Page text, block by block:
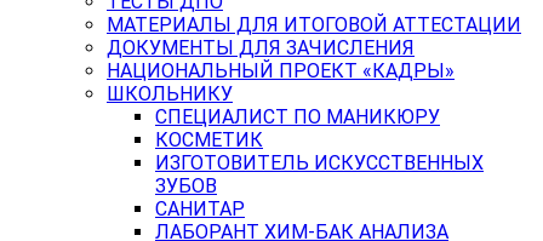
МАТЕРИАЛЫ ДЛЯ ИТОГОВОЙ АТТЕСТАЦИИ
ДОКУМЕНТЫ ДЛЯ ЗАЧИСЛЕНИЯ
НАЦИОНАЛЬНЫЙ ПРОЕКТ «КАДРЫ»
ШКОЛЬНИКУ
СПЕЦИАЛИСТ ПО МАНИКЮРУ
КОСМЕТИК
ИЗГОТОВИТЕЛЬ ИСКУССТВЕННЫХ
ЗУБОВ
САНИТАР
ЛАБОРАНТ ХИМ-БАК АНАЛИЗА